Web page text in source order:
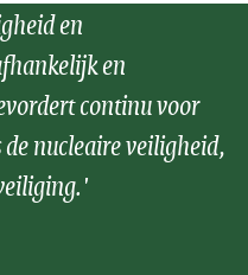
en
en
continu voor
nucleaire veiligheid,